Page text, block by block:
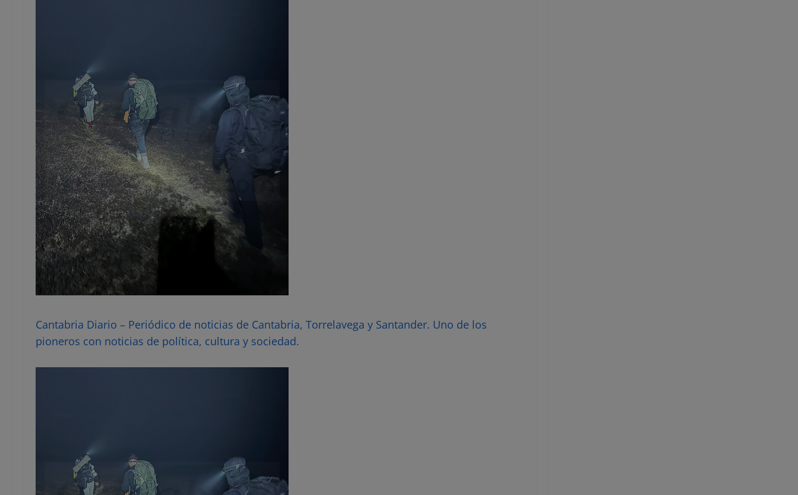
Cantabria Diario – Periódico de noticias de Cantabria, Torrelavega y Santander. Uno de los
pioneros con noticias de política, cultura y sociedad.